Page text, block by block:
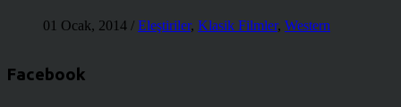
01 Ocak, 2014 / Eleştiriler, Klasik Filmler, Western
Facebook